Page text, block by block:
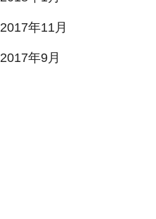
2017年11月
2017年9月